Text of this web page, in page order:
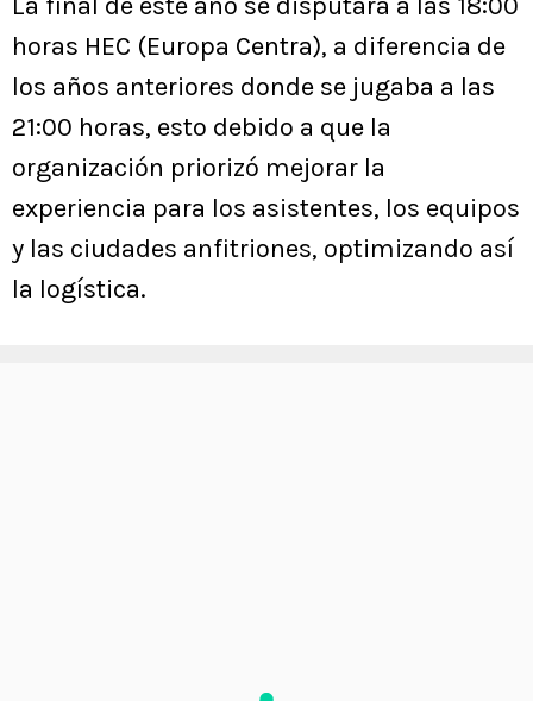
La final de este año se disputará a las 18:00
horas HEC (Europa Centra), a diferencia de
los años anteriores donde se jugaba a las
21:00 horas, esto debido a que la
organización priorizó mejorar la
experiencia para los asistentes, los equipos
y las ciudades anfitriones, optimizando así
la logística.